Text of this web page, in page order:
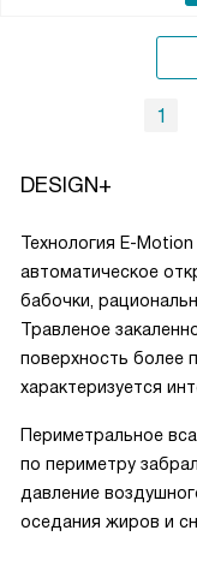
1
DESIGN+
Технология E-
автоматическое
бабочки,
Травленое
поверхность более
характеризуется
Периметральное
по периметру
давление
оседания жиров и